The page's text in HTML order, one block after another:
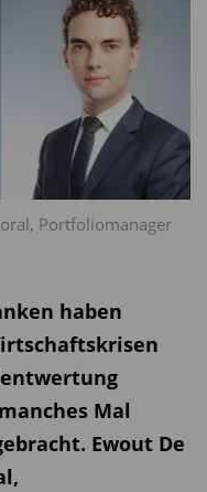
Portfoliomanager
haben
Mal
Ewout De